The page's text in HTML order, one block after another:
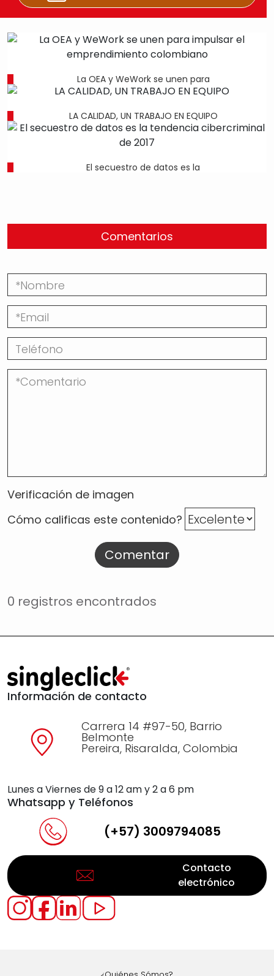
La OEA y WeWork se unen para
LA CALIDAD, UN TRABAJO EN EQUIPO
El secuestro de datos es la
Comentarios
Verificación de imagen
Cómo calificas este contenido?
Comentar
0 registros encontrados
Información de contacto
Carrera 14 #97-50, Barrio
Belmonte
Pereira, Risaralda, Colombia
Lunes a Viernes de 9 a 12 am y 2 a 6 pm
Whatsapp y Teléfonos
(+57) 3009794085
Contacto
electrónico